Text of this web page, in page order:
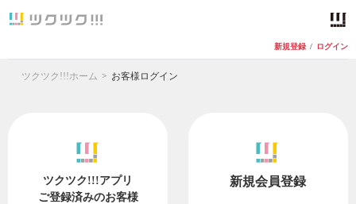
新規登録 / ログイン
ツクツク!!!ホーム お客様ログイン
ツクツク!!!アプリ
ご登録済みのお客様
新規会員登録